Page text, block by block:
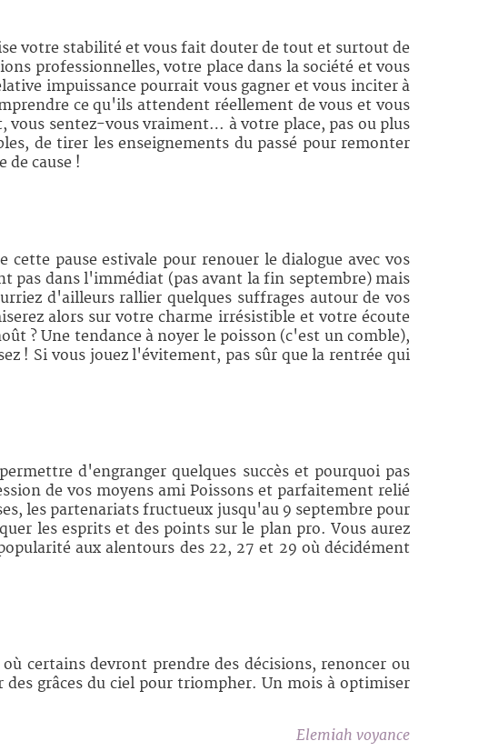
votre stabilité et vous fait douter de tout et surtout de
professionnelles, votre place dans la société et vous
impuissance pourrait vous gagner et vous inciter à
ce qu'ils attendent réellement de vous et vous
vous sentez-vous vraiment… à votre place, pas ou plus
de tirer les enseignements du passé pour remonter
de cause !
pause estivale pour renouer le dialogue avec vos
pas dans l'immédiat (pas avant la fin septembre) mais
d'ailleurs rallier quelques suffrages autour de vos
alors sur votre charme irrésistible et votre écoute
? Une tendance à noyer le poisson (c'est un comble),
! Si vous jouez l'évitement, pas sûr que la rentrée qui
d'engranger quelques succès et pourquoi pas
de vos moyens ami Poissons et parfaitement relié
les partenariats fructueux jusqu'au 9 septembre pour
les esprits et des points sur le plan pro. Vous aurez
aux alentours des 22, 27 et 29 où décidément
certains devront prendre des décisions, renoncer ou
grâces du ciel pour triompher. Un mois à optimiser
Elemiah voyance